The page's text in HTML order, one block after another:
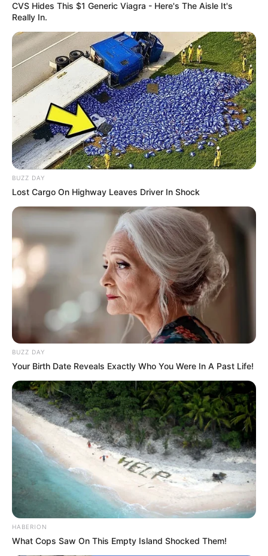
CVS Hides This $1 Generic Viagra - Here's The Aisle It's
Really In.
BUZZ DAY
Lost Cargo On Highway Leaves Driver In Shock
BUZZ DAY
Your Birth Date Reveals Exactly Who You Were In A Past Life!
HABERION
What Cops Saw On This Empty Island Shocked Them!